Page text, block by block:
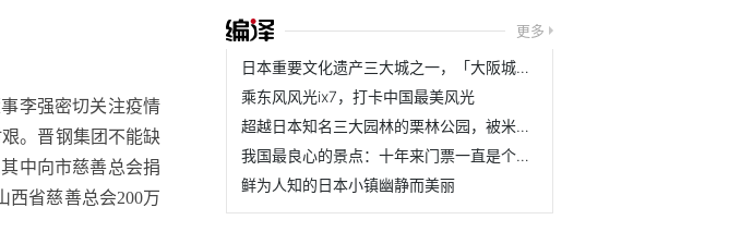
李强密切关注疫情
。晋钢集团不能缺
中向市慈善总会捐
西省慈善总会200万
更多
日本重要文化遗产三大城之一，「大阪城」最佳游玩路线
乘东风风光ix7，打卡中国最美风光
超越日本知名三大园林的栗林公园，被米其林评为三星得到世界认可
我国最良心的景点：十年来门票一直是个位数，猛涨5倍仍获好评
鲜为人知的日本小镇幽静而美丽